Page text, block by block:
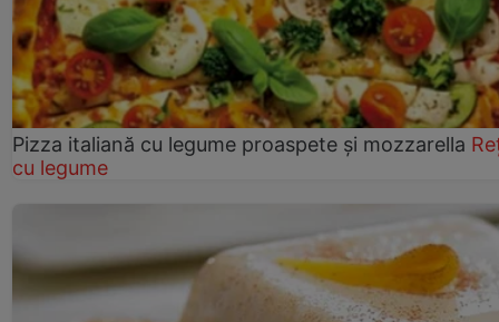
Pizza italiană cu legume proaspete și mozzarella
cu legume